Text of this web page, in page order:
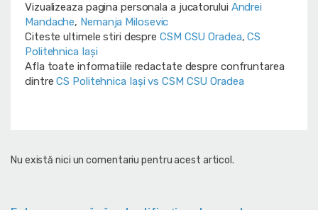
Vizualizeaza pagina personala a jucatorului Andrei
Mandache, Nemanja Milosevic
Citeste ultimele stiri despre CSM CSU Oradea,CS
Politehnica Iași
Afla toate informatiile redactate despre confruntarea
dintreCS Politehnica Iași vs CSM CSU Oradea
Nu există nici un comentariu pentru acest articol.